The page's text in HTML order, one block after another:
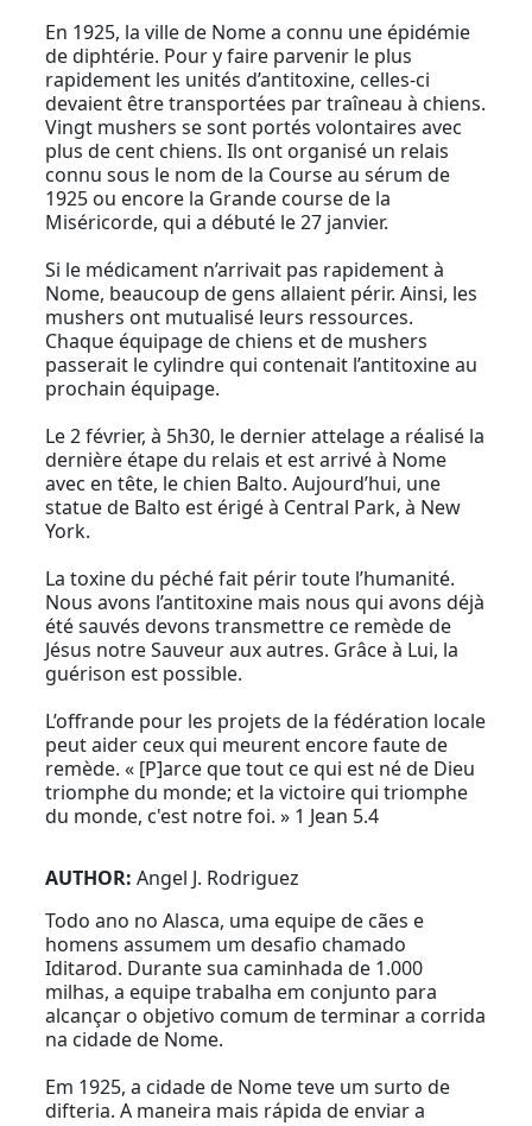
En 1925, la ville de Nome a connu une épidémie
de diphtérie. Pour y faire parvenir le plus
rapidement les unités d’antitoxine, celles-ci
devaient être transportées par traîneau à chiens.
Vingt mushers se sont portés volontaires avec
plus de cent chiens. Ils ont organisé un relais
connu sous le nom de la Course au sérum de
1925 ou encore la Grande course de la
Miséricorde, qui a débuté le 27 janvier.
Si le médicament n’arrivait pas rapidement à
Nome, beaucoup de gens allaient périr. Ainsi, les
mushers ont mutualisé leurs ressources.
Chaque équipage de chiens et de mushers
passerait le cylindre qui contenait l’antitoxine au
prochain équipage.
Le 2 février, à 5h30, le dernier attelage a réalisé la
dernière étape du relais et est arrivé à Nome
avec en tête, le chien Balto. Aujourd’hui, une
statue de Balto est érigé à Central Park, à New
York.
La toxine du péché fait périr toute l’humanité.
Nous avons l’antitoxine mais nous qui avons déjà
été sauvés devons transmettre ce remède de
Jésus notre Sauveur aux autres. Grâce à Lui, la
guérison est possible.
L’offrande pour les projets de la fédération locale
peut aider ceux qui meurent encore faute de
remède. « [P]arce que tout ce qui est né de Dieu
triomphe du monde; et la victoire qui triomphe
du monde, c'est notre foi. » 1 Jean 5.4
AUTHOR:Angel J. Rodriguez
Todo ano no Alasca, uma equipe de cães e
homens assumem um desafio chamado
Iditarod. Durante sua caminhada de 1.000
milhas, a equipe trabalha em conjunto para
alcançar o objetivo comum de terminar a corrida
na cidade de Nome.
Em 1925, a cidade de Nome teve um surto de
difteria. A maneira mais rápida de enviar a